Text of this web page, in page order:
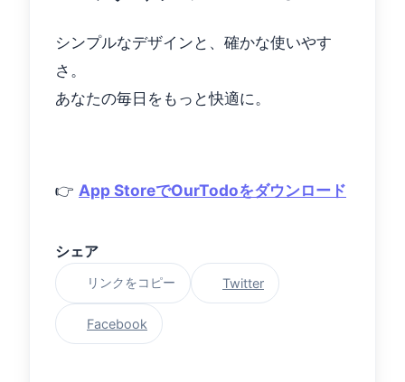
シンプルなデザインと、確かな使いやす
さ。
あなたの毎日をもっと快適に。
👉 App StoreでOurTodoをダウンロード
シェア
リンクをコピー Twitter
Facebook